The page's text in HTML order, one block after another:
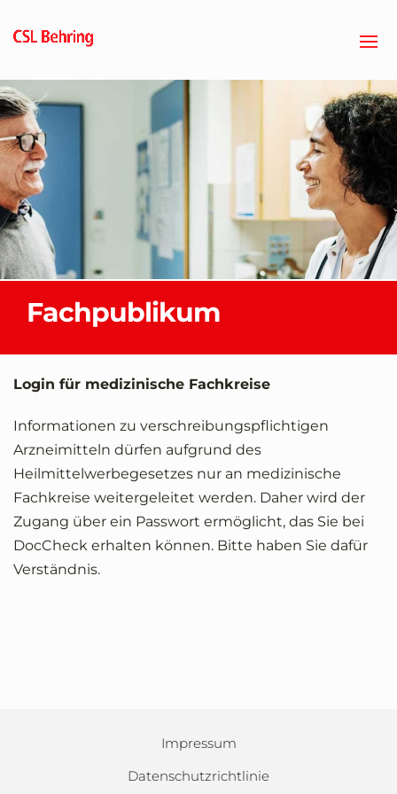
Hauptinhalt
springen
Fachpublikum
Login für medizinische Fachkreise
Informationen zu verschreibungspflichtigen
Arzneimitteln dürfen aufgrund des
Heilmittelwerbegesetzes nur an medizinische
Fachkreise weitergeleitet werden. Daher wird der
Zugang über ein Passwort ermöglicht, das Sie bei
DocCheck erhalten können. Bitte haben Sie dafür
Verständnis.
Impressum
Datenschutzrichtlinie